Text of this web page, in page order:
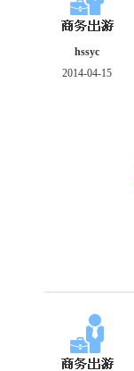
hssyc
2014-04-15